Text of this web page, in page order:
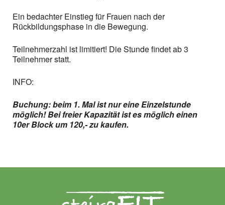
Ein bedachter Einstieg für Frauen nach der
Rückbildungsphase in die Bewegung.
Teilnehmerzahl ist limitiert! Die Stunde findet ab 3
Teilnehmer statt.
INFO:
Buchung: beim 1. Mal ist nur eine Einzelstunde
möglich! Bei freier Kapazität ist es möglich einen
10er Block um 120,- zu kaufen.